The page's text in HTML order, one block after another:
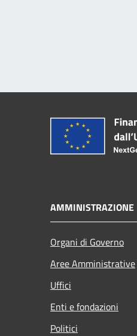
AMMINISTRAZIONE
Organi di Governo
Aree Amministrative
Uffici
Enti e fondazioni
Politici